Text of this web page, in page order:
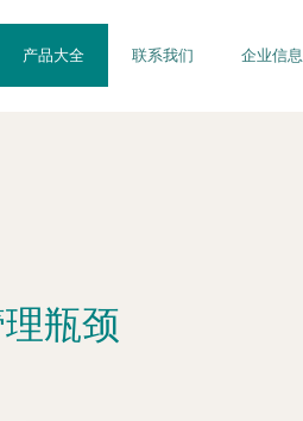
产品大全 联系我们 企业信息
瓶颈